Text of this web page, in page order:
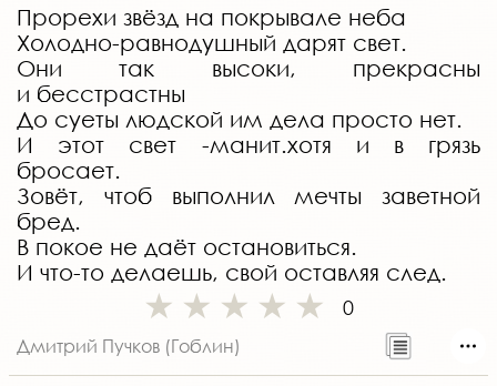
Прорехи звёзд на покрывале неба
Холодно-равнодушный дарят свет.
Они так высоки, прекрасны
и бесстрастны
До суеты людской им дела просто нет.
И этот свет -манит.хотя и в грязь
бросает.
Зовёт, чтоб выполнил мечты заветной
бред.
В покое не даёт остановиться.
И что-то делаешь, свой оставляя след.
0
Дмитрий Пучков (Гоблин)